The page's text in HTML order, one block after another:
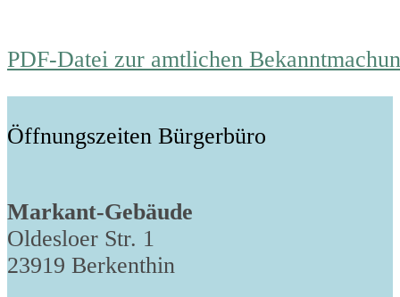
PDF-Datei zur amtlichen
Öffnungszeiten Bürgerbüro
Markant-Gebäude
Oldesloer Str. 1
23919 Berkenthin